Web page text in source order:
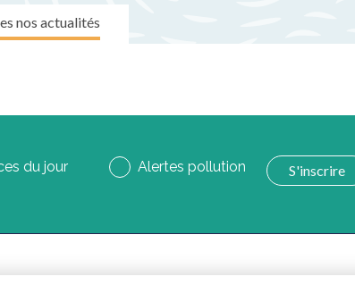
nos actualités
du jour Alertes pollution